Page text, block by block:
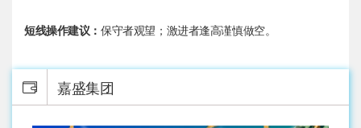
短线操作建议：保守者观望；激进者逢高谨慎做空。
嘉盛集团